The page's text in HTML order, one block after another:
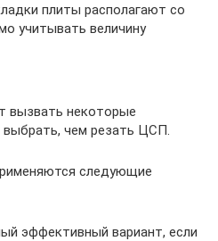
плиты располагают со
учитывать величину
вызвать некоторые
выбрать, чем резать ЦСП.
следующие
эффективный вариант, если